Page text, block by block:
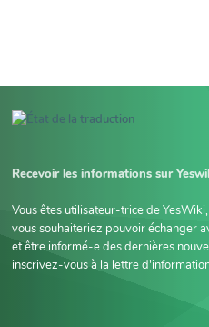
Recevoir les informations sur
Vous êtes utilisateur-trice de
vous souhaiteriez pouvoir échanger
et être informé-e des dernières
inscrivez-vous à la lettre